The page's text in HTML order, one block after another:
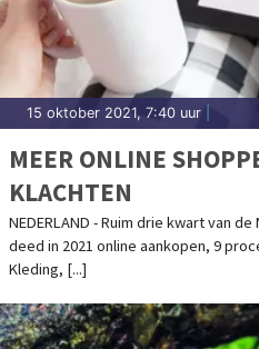
15 oktober 2021, 7:40 uur
MEER ONLINE
KLACHTEN
NEDERLAND - Ruim drie kwart van
deed in 2021 online aankopen, 9
Kleding, [...]